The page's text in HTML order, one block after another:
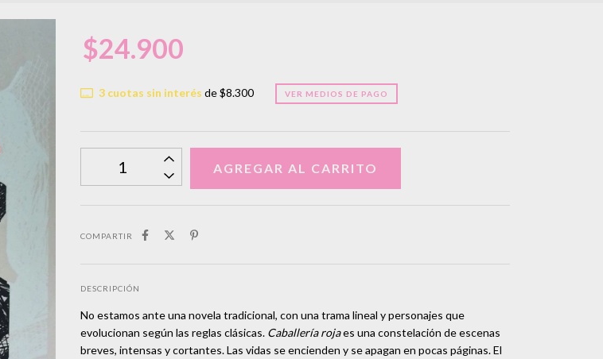
$24.900
3cuotas sin interés de$8.300 VER MEDIOS DE PAGO
COMPARTIR
DESCRIPCIÓN
No estamos ante una novela tradicional, con una trama lineal y personajes que
evolucionan según las reglas clásicas. Caballería rojaes una constelación de escenas
breves, intensas y cortantes. Las vidas se encienden y se apagan en pocas páginas. El